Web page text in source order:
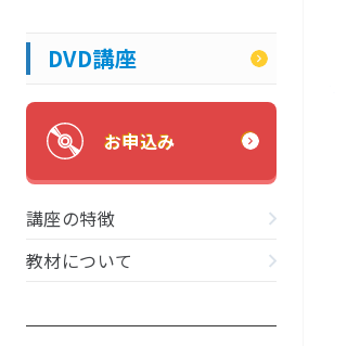
DVD講座
お申込み
講座の特徴
教材について